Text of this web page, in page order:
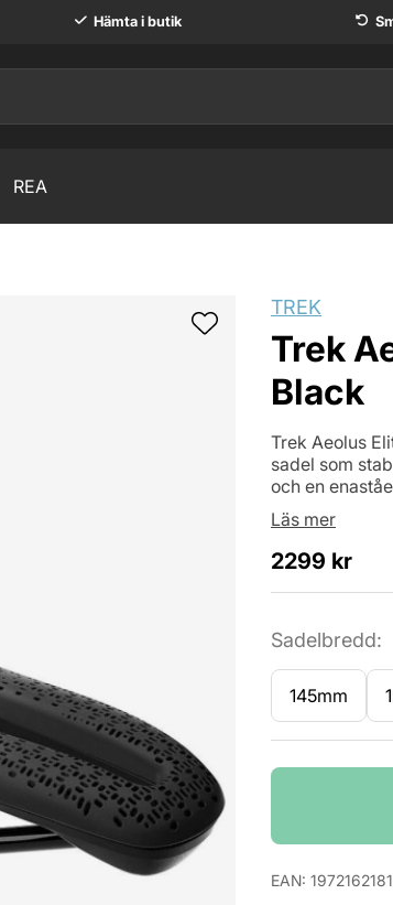
Hämta i butik
REA
TREK
Trek
Black
Trek Aeolus
sadel som
och en
Läs mer
2299 kr
Sadelbredd:
145mm
EAN: